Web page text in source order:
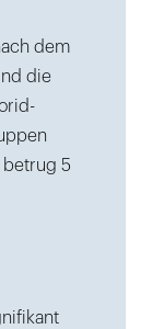
dem
die
betrug 5